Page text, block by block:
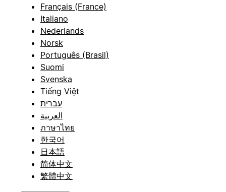
Français (France)
Italiano
Nederlands
Norsk
Português (Brasil)
Suomi
Svenska
Tiếng Việt
עברית
العربية
ภาษาไทย
한국어
日本語
简体中文
繁體中文